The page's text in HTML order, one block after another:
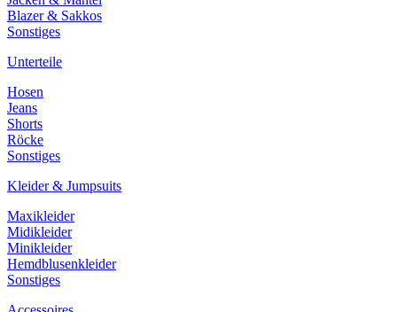
Blazer & Sakkos
Sonstiges
Unterteile
Hosen
Jeans
Shorts
Röcke
Sonstiges
Kleider & Jumpsuits
Maxikleider
Midikleider
Minikleider
Hemdblusenkleider
Sonstiges